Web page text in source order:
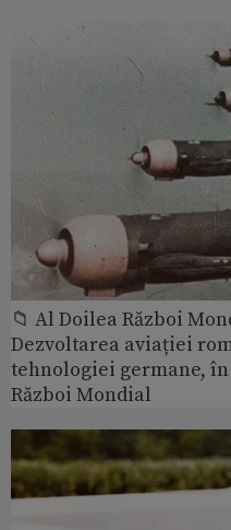
📁 Al Doilea Război
Dezvoltarea aviației
tehnologiei germane,
Război Mondial